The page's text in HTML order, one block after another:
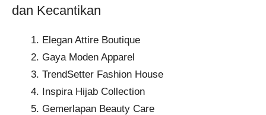
dan Kecantikan
Elegan Attire Boutique
Gaya Moden Apparel
TrendSetter Fashion House
Inspira Hijab Collection
Gemerlapan Beauty Care